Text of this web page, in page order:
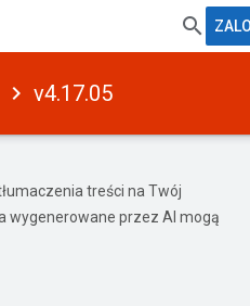
v4.17.05
treści na Twój
wygenerowane przez AI mogą